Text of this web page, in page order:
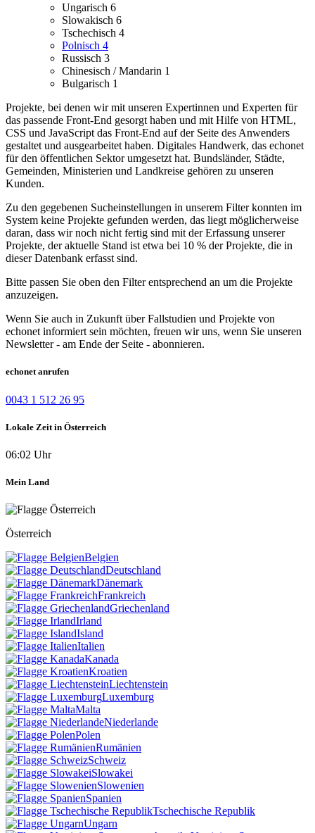
Ungarisch 6
Slowakisch 6
Tschechisch 4
Polnisch 4
Russisch 3
Chinesisch / Mandarin 1
Bulgarisch 1
Projekte, bei denen wir mit unseren Expertinnen und Experten für
das passende Front-End gesorgt haben und mit Hilfe von HTML,
CSS und JavaScript das Front-End auf der Seite des Anwenders
gestaltet und ausgearbeitet haben. Digitales Handwerk, das echonet
für den öffentlichen Sektor umgesetzt hat. Bundsländer, Städte,
Gemeinden, Ministerien und Landkreise gehören zu unseren
Kunden.
Zu den gegebenen Sucheinstellungen in unserem Filter konnten im
System keine Projekte gefunden werden, das liegt möglicherweise
daran, dass wir noch nicht fertig sind mit der Erfassung unserer
Projekte, der aktuelle Stand ist etwa bei 10 % der Projekte, die in
dieser Datenbank erfasst sind.
Bitte passen Sie oben den Filter entsprechend an um die Projekte
anzuzeigen.
Wenn Sie auch in Zukunft über Fallstudien und Projekte von
echonet informiert sein möchten, freuen wir uns, wenn Sie unseren
Newsletter - am Ende der Seite - abonnieren.
echonet anrufen
0043 1 512 26 95
Lokale Zeit in Österreich
06:02 Uhr
Mein Land
Österreich
Belgien
Deutschland
Dänemark
Frankreich
Griechenland
Irland
Island
Italien
Kanada
Kroatien
Liechtenstein
Luxemburg
Malta
Niederlande
Polen
Rumänien
Schweiz
Slowakei
Slowenien
Spanien
Tschechische Republik
Ungarn